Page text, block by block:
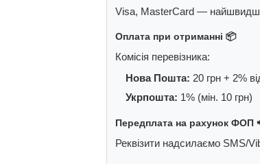
Visa, MasterCard —
Оплата при отриманні 📦
Комісія перевізника:
Нова Пошта: 20 грн + 2%
Укрпошта: 1% (мін. 10 грн)
Передплата на рахунок ФОП
Реквізити надсилаємо SMS/